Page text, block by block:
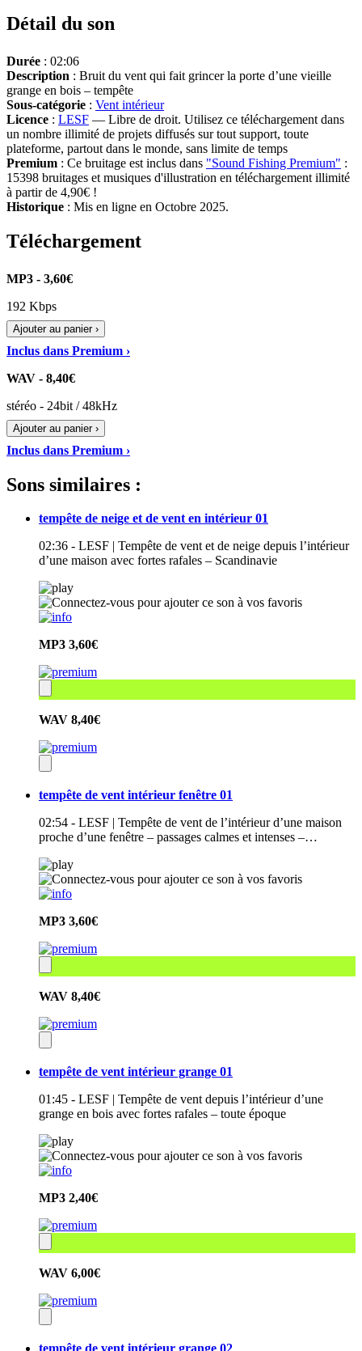
Détail du son
Durée : 02:06
Description : Bruit du vent qui fait grincer la porte d’une vieille
grange en bois – tempête
Sous-catégorie : Vent intérieur
Licence : LESF — Libre de droit. Utilisez ce téléchargement dans
un nombre illimité de projets diffusés sur tout support, toute
plateforme, partout dans le monde, sans limite de temps
Premium : Ce bruitage est inclus dans "Sound Fishing Premium" :
15398 bruitages et musiques d'illustration en téléchargement illimité
à partir de 4,90€ !
Historique : Mis en ligne en Octobre 2025.
Téléchargement
MP3 - 3,60€
192 Kbps
Ajouter au panier ›
Inclus dans Premium ›
WAV - 8,40€
stéréo - 24bit / 48kHz
Ajouter au panier ›
Inclus dans Premium ›
Sons similaires :
tempête de neige et de vent en intérieur 01
02:36 - LESF | Tempête de vent et de neige depuis l’intérieur
d’une maison avec fortes rafales – Scandinavie
MP3 3,60€
WAV 8,40€
tempête de vent intérieur fenêtre 01
02:54 - LESF | Tempête de vent de l’intérieur d’une maison
proche d’une fenêtre – passages calmes et intenses –…
MP3 3,60€
WAV 8,40€
tempête de vent intérieur grange 01
01:45 - LESF | Tempête de vent depuis l’intérieur d’une
grange en bois avec fortes rafales – toute époque
MP3 2,40€
WAV 6,00€